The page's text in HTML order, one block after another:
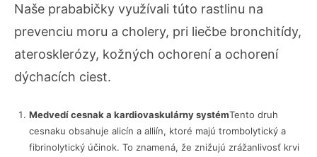
Naše prababičky využívali túto rastlinu na
prevenciu moru a cholery, pri liečbe bronchitídy,
aterosklerózy, kožných ochorení a ochorení
dýchacích ciest.
Medvedí cesnak a kardiovaskulárny systémTento druh
cesnaku obsahuje alicín a alliín, ktoré majú trombolytický a
fibrinolytický účinok. To znamená, že znižujú zrážanlivosť krvi